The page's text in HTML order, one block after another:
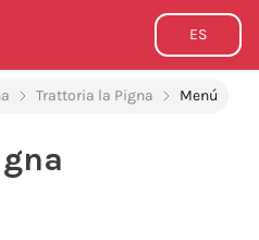
ES
Trattoria la Pigna Menú